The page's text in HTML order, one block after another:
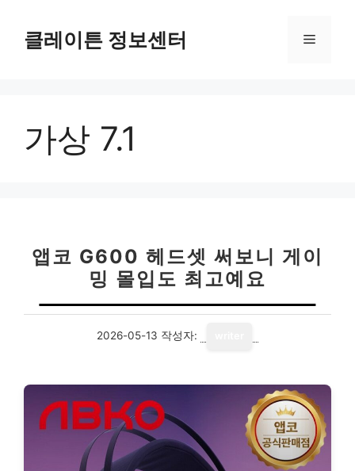
클레이튼 정보센터 메
가상 7.1
앱코 G600 헤드셋 써보니 게이
밍 몰입도 최고예요
2026-05-13 작성자: